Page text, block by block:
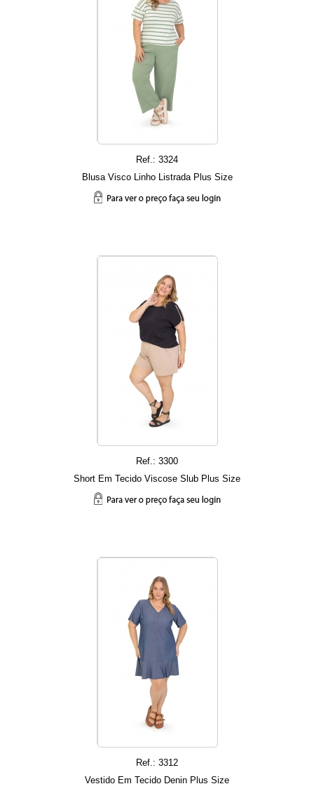
Ref.: 3324
Blusa Visco Linho Listrada Plus Size
Ref.: 3300
Short Em Tecido Viscose Slub Plus Size
Ref.: 3312
Vestido Em Tecido Denin Plus Size